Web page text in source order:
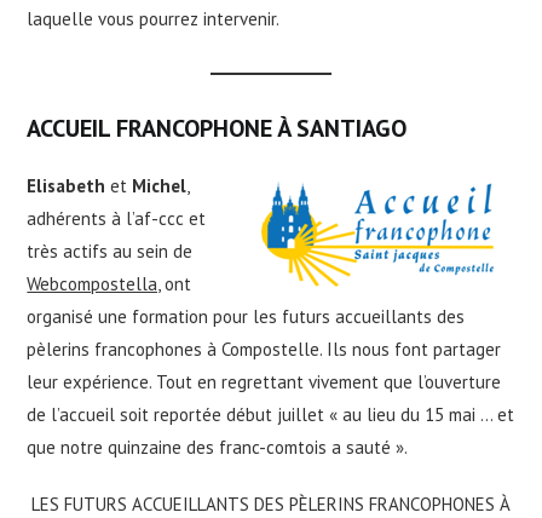
laquelle vous pourrez intervenir.
ACCUEIL FRANCOPHONE À SANTIAGO
Elisabethet Michel,
adhérents à l’af-ccc et
très actifs au sein de
Webcompostella,ont
organisé une formation pour les futurs accueillants des
pèlerins francophones à Compostelle. Ils nous font partager
leur expérience. Tout en regrettant vivement que l’ouverture
de l’accueil soit reportée début juillet « au lieu du 15 mai … et
que notre quinzaine des franc-comtois a sauté ».
LES FUTURS ACCUEILLANTS DES PÈLERINS FRANCOPHONES À